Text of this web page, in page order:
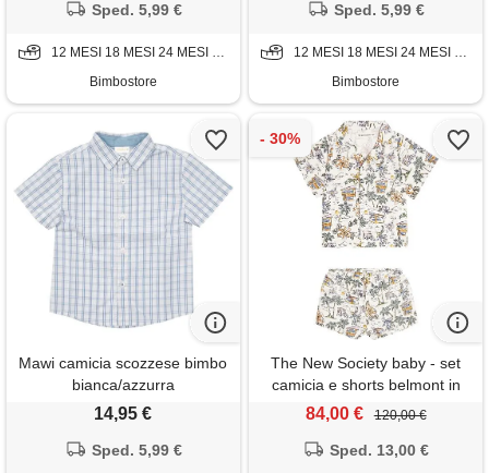
Sped. 5,99 €
12 MESI 18 MESI 24 MESI 36 MESI 9 MESI
Bimbostore
Sped. 5,99 €
12 MESI 18 MESI 24 MESI 36 MESI 9 MESI
Bimbostore
Mawi camicia scozzese bimbo
bianca/azzurra
14,95 €
Sped. 5,99 €
The New Society baby - set
camicia e shorts belmont in
cotone
84,00 € 120,00 €
Sped. 13,00 €